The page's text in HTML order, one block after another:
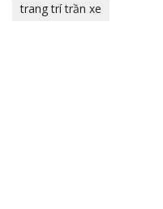
trang trí trần xe